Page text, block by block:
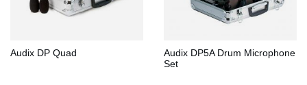
Audix DP Quad
Audix DP5A Drum Microphone
Set